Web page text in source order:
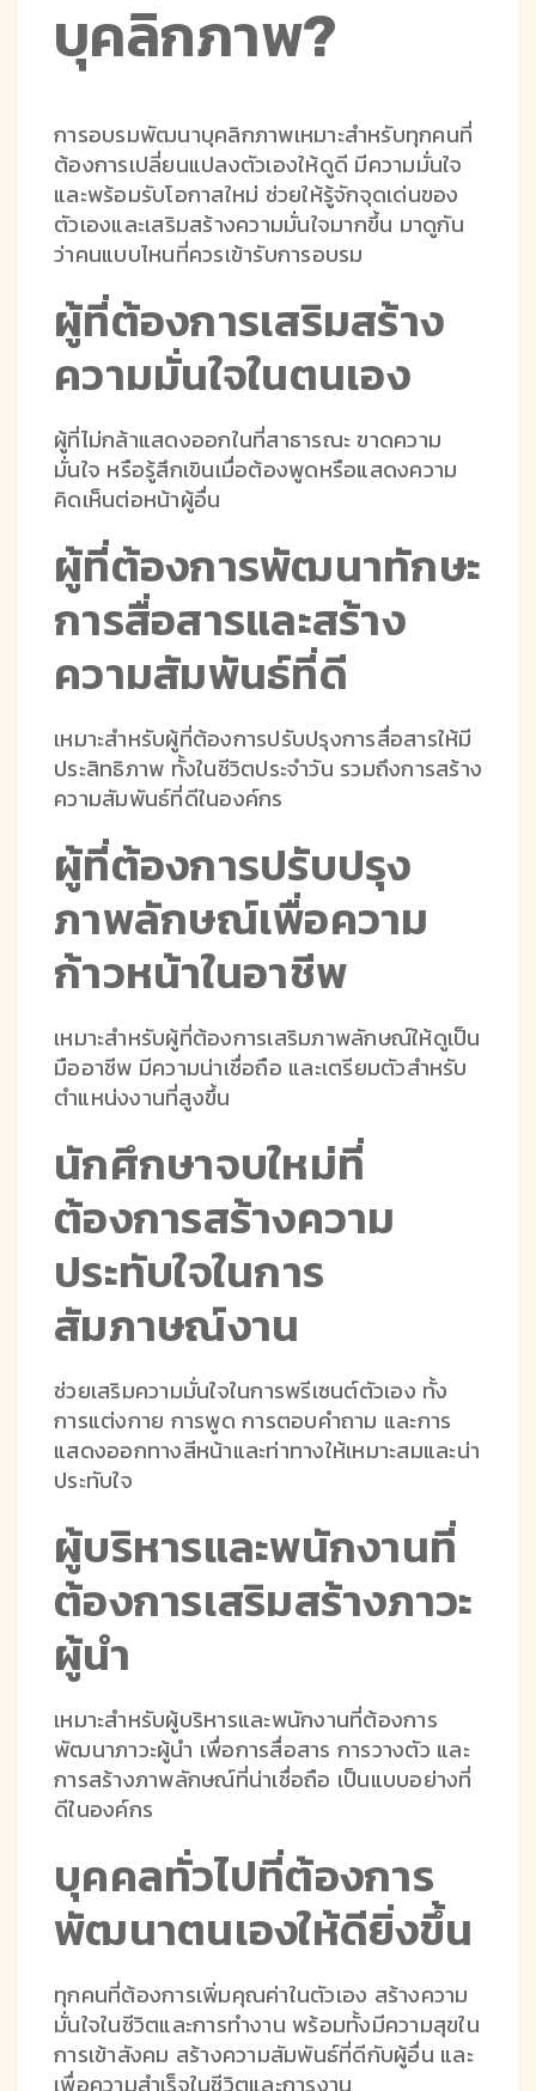
บุคลิกภาพ?
การอบรมพัฒนาบุคลิกภาพเหมาะสำหรับทุกคนที่
ต้องการเปลี่ยนแปลงตัวเองให้ดูดี มีความมั่นใจ
และพร้อมรับโอกาสใหม่ ช่วยให้รู้จักจุดเด่นของ
ตัวเองและเสริมสร้างความมั่นใจมากขึ้น มาดูกัน
ว่าคนแบบไหนที่ควรเข้ารับการอบรม
ผู้ที่ต้องการเสริมสร้าง
ความมั่นใจในตนเอง
ผู้ที่ไม่กล้าแสดงออกในที่สาธารณะ ขาดความ
มั่นใจ หรือรู้สึกเขินเมื่อต้องพูดหรือแสดงความ
คิดเห็นต่อหน้าผู้อื่น
ผู้ที่ต้องการพัฒนาทักษะ
การสื่อสารและสร้าง
ความสัมพันธ์ที่ดี
เหมาะสำหรับผู้ที่ต้องการปรับปรุงการสื่อสารให้มี
ประสิทธิภาพ ทั้งในชีวิตประจำวัน รวมถึงการสร้าง
ความสัมพันธ์ที่ดีในองค์กร
ผู้ที่ต้องการปรับปรุง
ภาพลักษณ์เพื่อความ
ก้าวหน้าในอาชีพ
เหมาะสำหรับผู้ที่ต้องการเสริมภาพลักษณ์ให้ดูเป็น
มืออาชีพ มีความน่าเชื่อถือ และเตรียมตัวสำหรับ
ตำแหน่งงานที่สูงขึ้น
นักศึกษาจบใหม่ที่
ต้องการสร้างความ
ประทับใจในการ
สัมภาษณ์งาน
ช่วยเสริมความมั่นใจในการพรีเซนต์ตัวเอง ทั้ง
การแต่งกาย การพูด การตอบคำถาม และการ
แสดงออกทางสีหน้าและท่าทางให้เหมาะสมและน่า
ประทับใจ
ผู้บริหารและพนักงานที่
ต้องการเสริมสร้างภาวะ
ผู้นำ
เหมาะสำหรับผู้บริหารและพนักงานที่ต้องการ
พัฒนาภาวะผู้นำ เพื่อการสื่อสาร การวางตัว และ
การสร้างภาพลักษณ์ที่น่าเชื่อถือ เป็นแบบอย่างที่
ดีในองค์กร
บุคคลทั่วไปที่ต้องการ
พัฒนาตนเองให้ดียิ่งขึ้น
ทุกคนที่ต้องการเพิ่มคุณค่าในตัวเอง สร้างความ
มั่นใจในชีวิตและการทำงาน พร้อมทั้งมีความสุขใน
การเข้าสังคม สร้างความสัมพันธ์ที่ดีกับผู้อื่น และ
เพื่อความสำเร็จในชีวิตและการงาน